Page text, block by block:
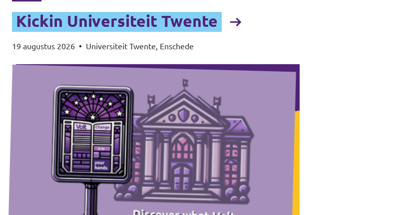
Kickin Universiteit Twente
19 augustus 2026 • Universiteit Twente, Enschede